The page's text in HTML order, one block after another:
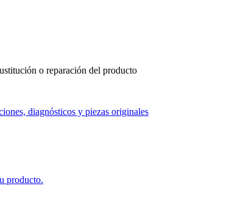
o reparación del producto
diagnósticos y piezas originales
producto.